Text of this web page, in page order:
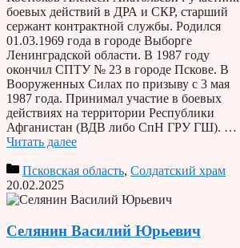
боевых действий в ДРА и СКР, старший
сержант контрактной службы. Родился
01.03.1969 года в городе Выборге
Ленинградской области. В 1987 году
окончил СПТУ № 23 в городе Пскове. В
Вооруженных Силах по призыву с 3 мая
1987 года. Принимал участие в боевых
действиях на территории Республики
Афганистан (ВДВ либо СпН ГРУ ГШ). …
Читать далее
Псковская область, Солдатский храм
20.02.2025
Селянин Василий Юрьевич